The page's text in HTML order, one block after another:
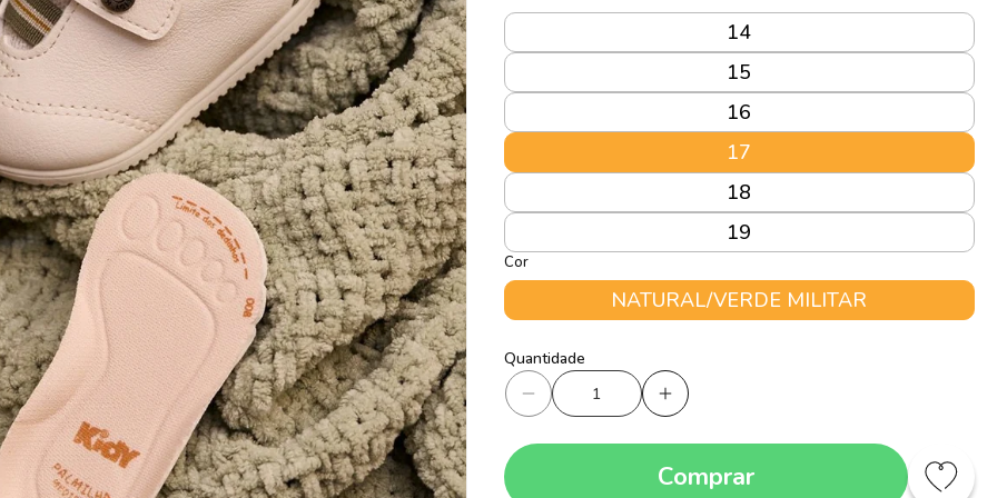
14
15
16
17
18
19
Cor
NATURAL/VERDE MILITAR
Quantidade
Quantidade
Diminuir
Aumentar
de
Comprar